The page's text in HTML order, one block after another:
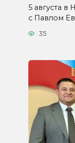
5 августа в
с Павлом
35